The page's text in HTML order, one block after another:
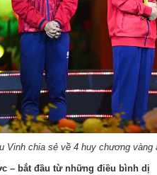
Vinh chia sẻ về 4 huy chương
– bắt đầu từ những điều bình dị